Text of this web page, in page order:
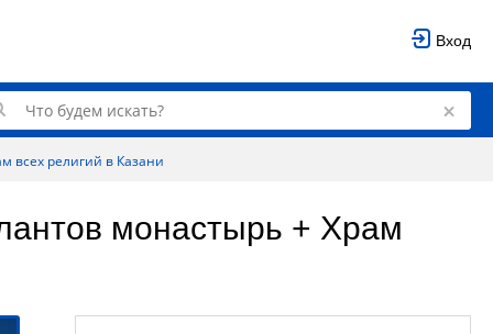
Вход
всех религий в Казани
монастырь + Храм